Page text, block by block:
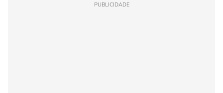
PUBLICIDADE